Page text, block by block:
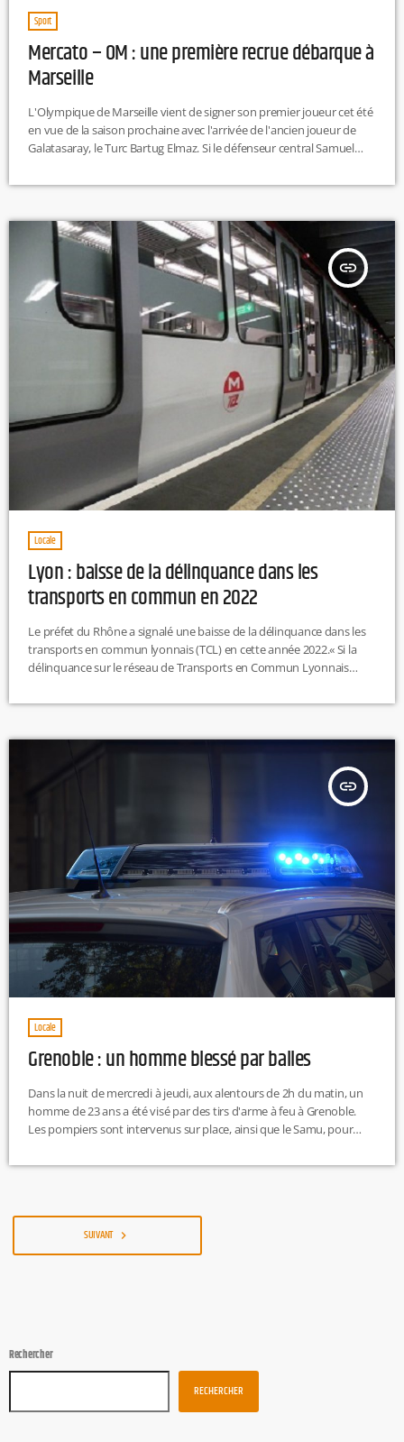
Sport
Mercato – OM : une première recrue débarque à
Marseille
L'Olympique de Marseille vient de signer son premier joueur cet été
en vue de la saison prochaine avec l'arrivée de l'ancien joueur de
Galatasaray, le Turc Bartug Elmaz. Si le défenseur central Samuel
dernier avait été acheté par Marseille au cours du mercato hivernal.
l'OM […]
insert_link
Locale
Lyon : baisse de la délinquance dans les
transports en commun en 2022
Le préfet du Rhône a signalé une baisse de la délinquance dans les
transports en commun lyonnais (TCL) en cette année 2022.« Si la
délinquance sur le réseau de Transports en Commun Lyonnais
2019, une baisse de 13 % des faits de délinquance est constatée sur
insert_link
Locale
Grenoble : un homme blessé par balles
Dans la nuit de mercredi à jeudi, aux alentours de 2h du matin, un
homme de 23 ans a été visé par des tirs d'arme à feu à Grenoble.
Les pompiers sont intervenus sur place, ainsi que le Samu, pour
dernier a été médicalisé sur place avant d'être transporté en état
SUIVANT navigate_next
Rechercher
RECHERCHER